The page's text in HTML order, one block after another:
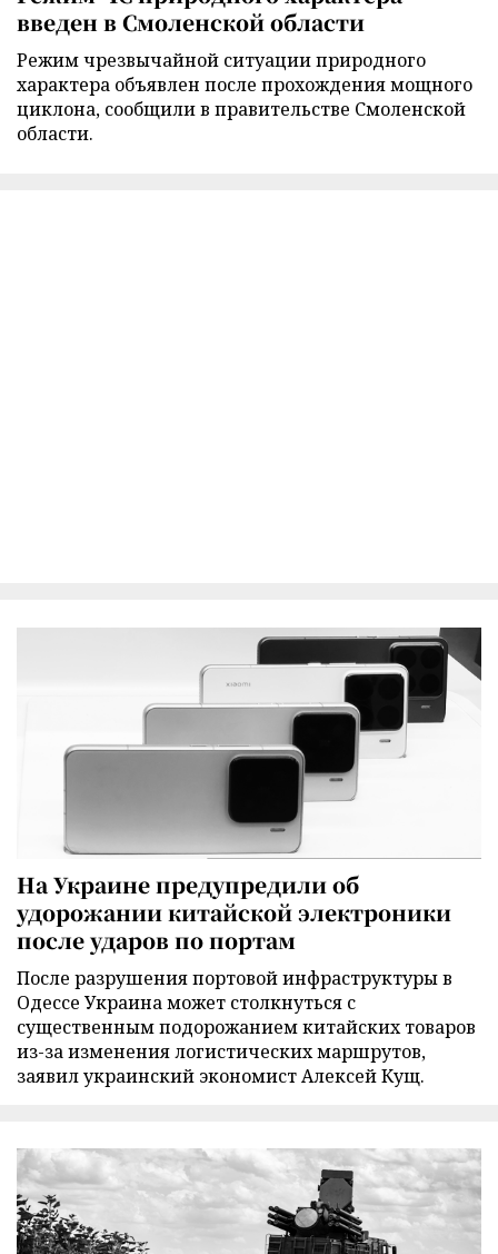
введен в Смоленской области
Режим чрезвычайной ситуации природного
характера объявлен после прохождения мощного
циклона, сообщили в правительстве Смоленской
области.
На Украине предупредили об
удорожании китайской электроники
после ударов по портам
После разрушения портовой инфраструктуры в
Одессе Украина может столкнуться с
существенным подорожанием китайских товаров
из-за изменения логистических маршрутов,
заявил украинский экономист Алексей Кущ.